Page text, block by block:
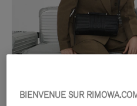
BIENVENUE SUR